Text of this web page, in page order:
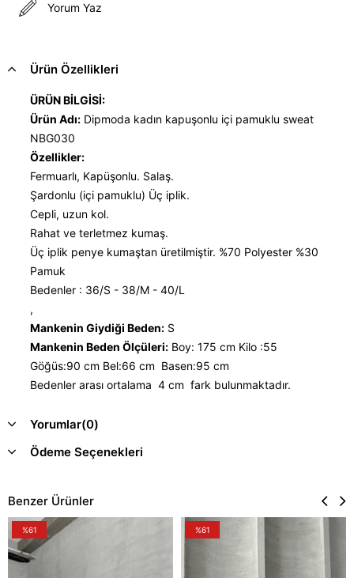
Yorum Yaz
Ürün Özellikleri
ÜRÜN BİLGİSİ:
Ürün Adı: Dipmoda kadın kapuşonlu içi pamuklu sweat
NBG030
Özellikler:
Fermuarlı, Kapüşonlu. Salaş.
Şardonlu (içi pamuklu) Üç iplik.
Cepli, uzun kol.
Rahat ve terletmez kumaş.
Üç iplik penye kumaştan üretilmiştir. %70 Polyester %30
Pamuk
Bedenler : 36/S - 38/M - 40/L
,
Mankenin Giydiği Beden: S
Mankenin Beden Ölçüleri: Boy: 175 cm Kilo :55
Göğüs:90 cm Bel:66 cm Basen:95 cm
Bedenler arası ortalama 4 cm fark bulunmaktadır.
Yorumlar(0)
Ödeme Seçenekleri
Benzer Ürünler
%61 %61